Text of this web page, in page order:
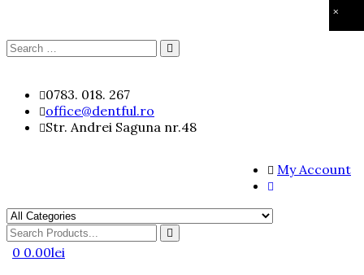
×
Search
content
0783. 018. 267
office@dentful.ro
Str. Andrei Saguna nr.48
My Account
Search
for
0 0.00lei